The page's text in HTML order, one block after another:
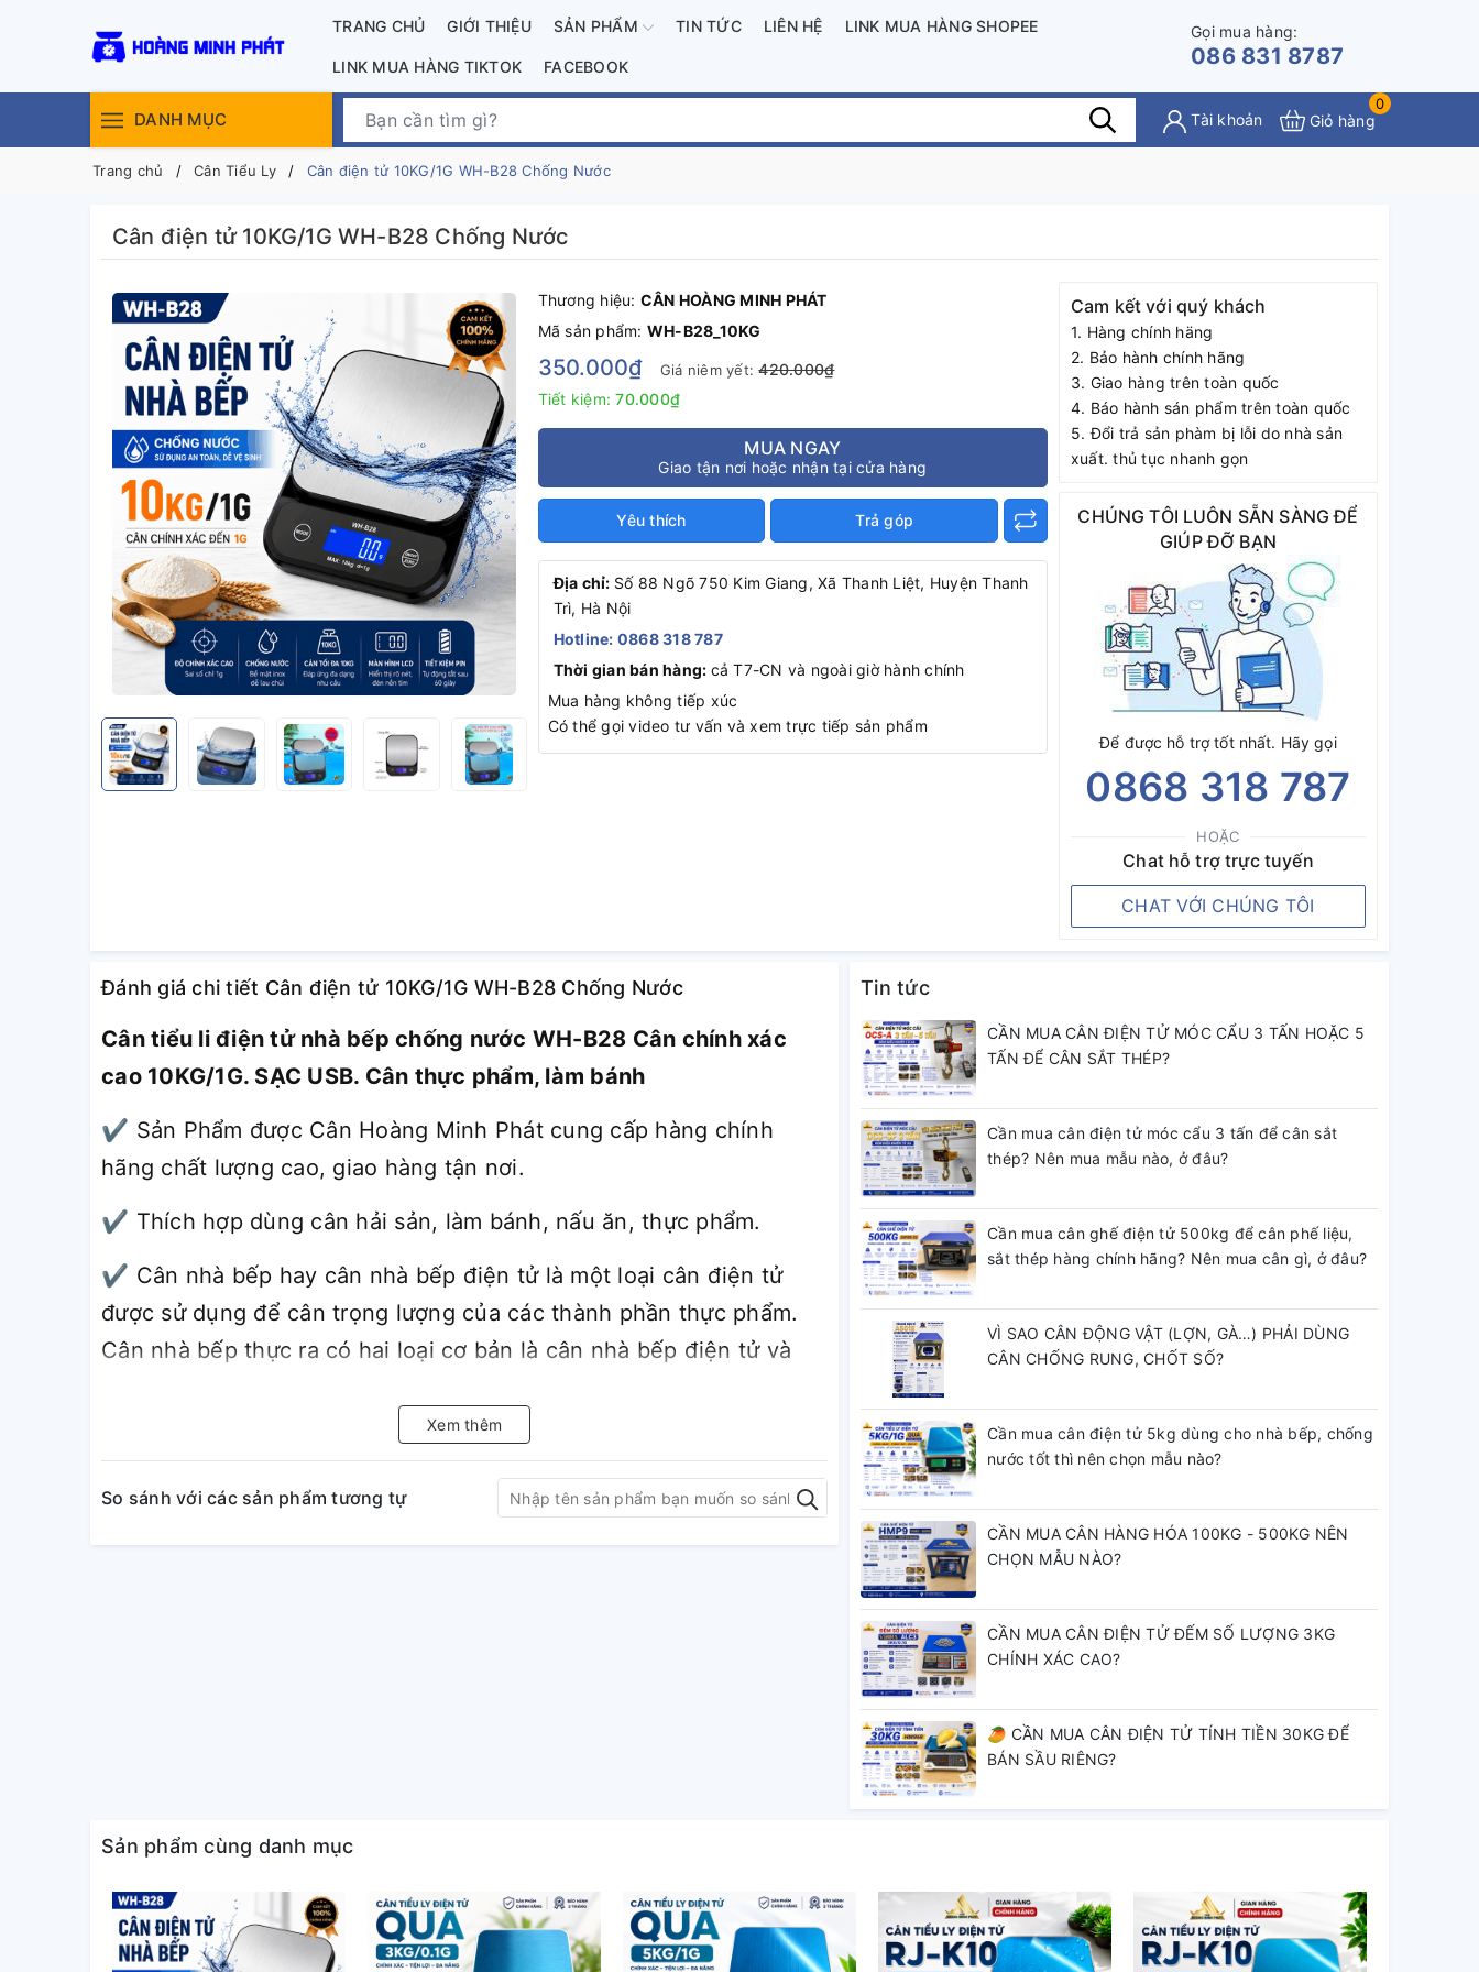
TRANG CHỦ GIỚI THIỆU SẢN PHẨM TIN TỨC LIÊN HỆ LINK MUA HÀNG SHOPEE
LINK MUA HÀNG TIKTOK FACEBOOK
Gọi mua hàng:
086 831 8787
DANH MỤC Tài khoản
0
Giỏ hàng
Trang chủ Cân Tiểu Ly Cân điện tử 10KG/1G WH-B28 Chống Nước
Cân điện tử 10KG/1G WH-B28 Chống Nước
Thương hiệu: CÂN HOÀNG MINH PHÁT
Mã sản phẩm: WH-B28_10KG
350.000₫ Giá niêm yết:420.000₫
Tiết kiệm:70.000₫
MUA NGAY
Giao tận nơi hoặc nhận tại cửa hàng
Yêu thích Trả góp
Địa chỉ: Số 88 Ngõ 750 Kim Giang, Xã Thanh Liệt, Huyện Thanh
Trì, Hà Nội
Hotline: 0868 318 787
Thời gian bán hàng: cả T7-CN và ngoài giờ hành chính
Mua hàng không tiếp xúc
Có thể gọi video tư vấn và xem trực tiếp sản phẩm
Cam kết với quý khách
1. Hàng chính häng
2. Bảo hành chính hãng
3. Giao hàng trên toàn quốc
4. Báo hành sán phẩm trên toàn quốc
5. Đổi trả sản phàm bị lỗi do nhà sản
xuất. thủ tục nhanh gọn
CHÚNG TÔI LUÔN SẴN SÀNG ĐỂ
GIÚP ĐỠ BẠN
Để được hỗ trợ tốt nhất. Hãy gọi
0868 318 787
HOẶC
Chat hỗ trợ trực tuyến
CHAT VỚI CHÚNG TÔI
Đánh giá chi tiết Cân điện tử 10KG/1G WH-B28 Chống Nước
Cân tiểu li điện tử nhà bếp chống nước WH-B28 Cân chính xác
cao 10KG/1G. SẠC USB. Cân thực phẩm, làm bánh
✔ Sản Phẩm được Cân Hoàng Minh Phát cung cấp hàng chính
hãng chất lượng cao, giao hàng tận nơi.
✔ Thích hợp dùng cân hải sản, làm bánh, nấu ăn, thực phẩm.
✔ Cân nhà bếp hay cân nhà bếp điện tử là một loại cân điện tử
được sử dụng để cân trọng lượng của các thành phần thực phẩm.
Cân nhà bếp thực ra có hai loại cơ bản là cân nhà bếp điện tử và
Xem thêm
So sánh với các sản phẩm tương tự
Tin tức
CẦN MUA CÂN ĐIỆN TỬ MÓC CẨU 3 TẤN HOẶC 5
TẤN ĐỂ CÂN SẮT THÉP?
Cần mua cân điện tử móc cẩu 3 tấn để cân sắt
thép? Nên mua mẫu nào, ở đâu?
Cần mua cân ghế điện tử 500kg để cân phế liệu,
sắt thép hàng chính hãng? Nên mua cân gì, ở đâu?
VÌ SAO CÂN ĐỘNG VẬT (LỢN, GÀ…) PHẢI DÙNG
CÂN CHỐNG RUNG, CHỐT SỐ?
Cần mua cân điện tử 5kg dùng cho nhà bếp, chống
nước tốt thì nên chọn mẫu nào?
CẦN MUA CÂN HÀNG HÓA 100KG - 500KG NÊN
CHỌN MẪU NÀO?
CẦN MUA CÂN ĐIỆN TỬ ĐẾM SỐ LƯỢNG 3KG
CHÍNH XÁC CAO?
🥭 CẦN MUA CÂN ĐIỆN TỬ TÍNH TIỀN 30KG ĐỂ
BÁN SẦU RIÊNG?
Sản phẩm cùng danh mục